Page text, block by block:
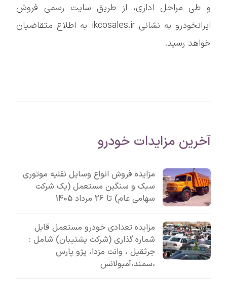
و طی مراحل اداری، از طریق سایت رسمی فروش
ایرانخودرو به نشانی ikcosales.ir به اطلاع متقاضیان
خواهد رسید.
آخرین مزایدات خودرو
مزایده فروش انواع وسایل نقلیه موتوری
سبک و سنگین مستعمل (یک شرکت
سهامی عام) تا 26 مرداد 1405
مزایده تعدادی خودرو مستعمل قابل
شماره گذاری (شرکت پشتیبان) شامل :
جرثقیل ، وانت مزدا، پژو پارس
،سمند،آمبولانس